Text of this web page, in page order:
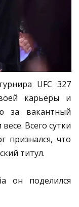
UFC 327
карьеры и
за вакантный
Всего сутки
признался, что
титул.
он поделился